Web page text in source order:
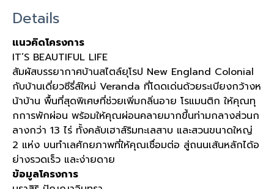
Details
แนวคิดโครงการ
IT’S BEAUTIFUL LIFE
สัมผัสบรรยากาศบ้านสไตล์ยุโรป New England Colonial
กับบ้านเดี่ยวซีรี่ส์ใหม่ Veranda ที่โดดเด่นด้วยระเบียงกว้างห
น้าบ้าน พื้นที่สุดพิเศษที่ช่วยเพิ่มกลิ่นอาย โรแมนติก ให้คุณทุ
กการพักผ่อน พร้อมให้คุณผ่อนคลายมากขึ้นท่ามกลางส่วนก
ลางกว่า 13 ไร่ ทั้งคลับเฮาส์ริมทะเลสาบ และสวนขนาดใหญ่
2 แห่ง บนทำเลศักยภาพที่ให้คุณเชื่อมต่อ สู่ถนนเส้นหลักได้อ
ย่างรวดเร็ว และง่ายดาย
ข้อมูลโครงการ